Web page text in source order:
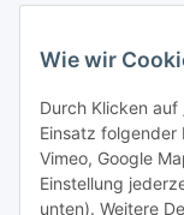
Wie wir
Durch Klicken auf
Einsatz folgender
Vimeo, Google
Einstellung
unten). Weitere
Unser Partner:
Zahlung & Versand